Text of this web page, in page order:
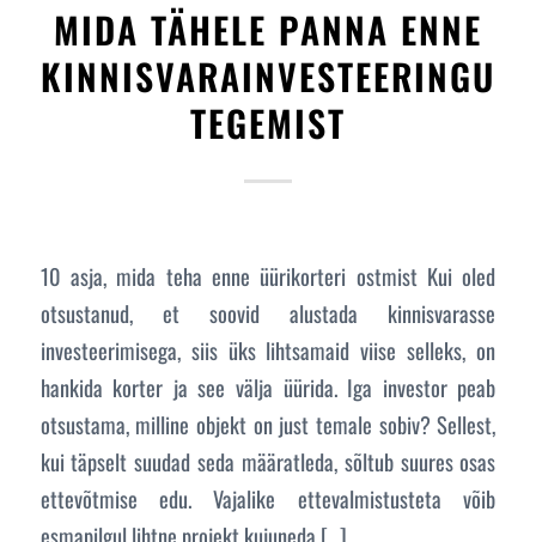
MIDA TÄHELE PANNA ENNE
KINNISVARAINVESTEERINGU
TEGEMIST
10 asja, mida teha enne üürikorteri ostmist Kui oled
otsustanud, et soovid alustada kinnisvarasse
investeerimisega, siis üks lihtsamaid viise selleks, on
hankida korter ja see välja üürida. Iga investor peab
otsustama, milline objekt on just temale sobiv? Sellest,
kui täpselt suudad seda määratleda, sõltub suures osas
ettevõtmise edu. Vajalike ettevalmistusteta võib
esmapilgul lihtne projekt kujuneda […]